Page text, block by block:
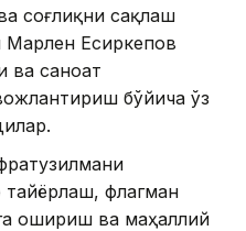
соғлиқни сақлаш
Марлен Есиркепов
ва саноат
бўйича ўз
флагман
ошириш ва маҳаллий